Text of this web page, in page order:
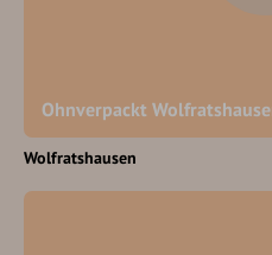
Ohnverpackt
Wolfratshausen